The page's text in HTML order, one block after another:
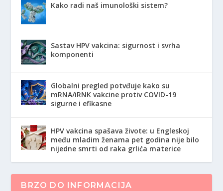
Kako radi naš imunološki sistem?
Sastav HPV vakcina: sigurnost i svrha
komponenti
Globalni pregled potvđuje kako su
mRNA/iRNK vakcine protiv COVID-19
sigurne i efikasne
HPV vakcina spašava živote: u Engleskoj
među mladim ženama pet godina nije bilo
nijedne smrti od raka grlića materice
BRZO DO INFORMACIJA